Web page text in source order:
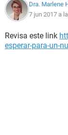
Dra. Marlene
7 jun 2017 a
Revisa este link
esperar-para-un-